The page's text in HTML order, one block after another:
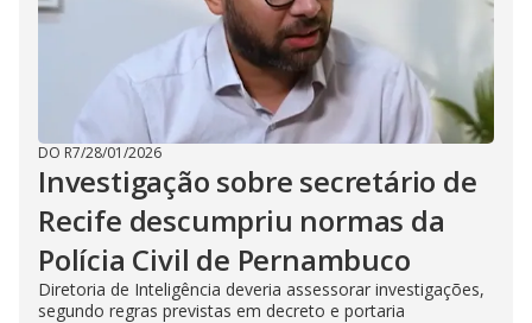
DO R7/28/01/2026
Investigação sobre secretário de
Recife descumpriu normas da
Polícia Civil de Pernambuco
Diretoria de Inteligência deveria assessorar investigações,
segundo regras previstas em decreto e portaria